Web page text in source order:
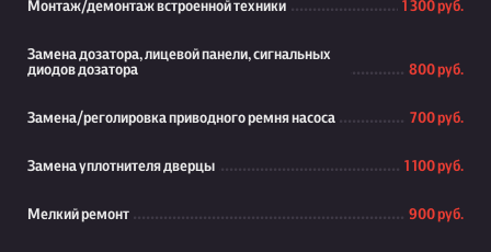
Монтаж/демонтаж встроенной техники 1 300 руб.
Замена дозатора, лицевой панели, сигнальных
диодов дозатора
800 руб.
Замена/реголировка приводного ремня насоса 700 руб.
Замена уплотнителя дверцы 1 100 руб.
Мелкий ремонт 900 руб.